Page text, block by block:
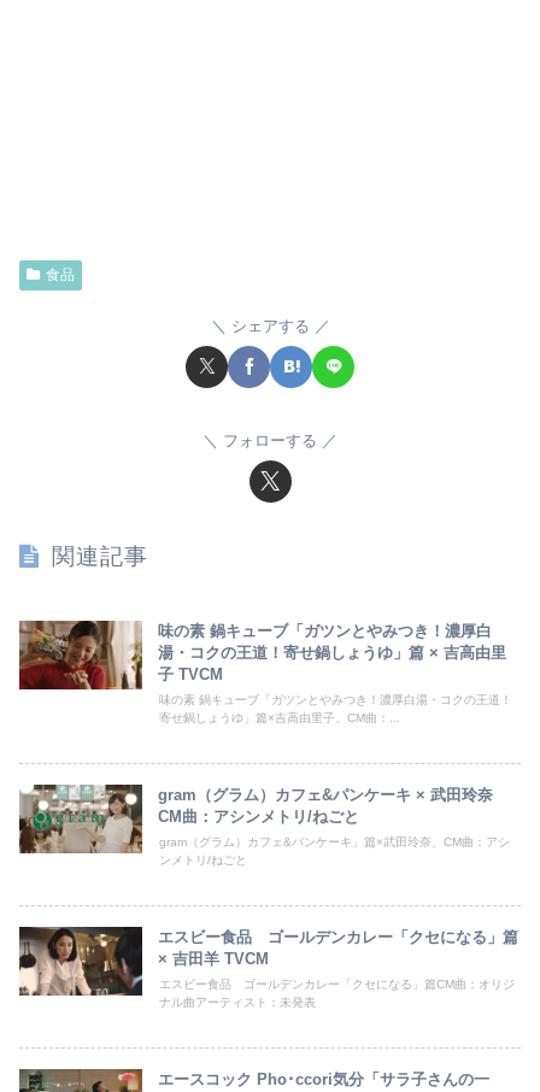
食品
シェアする
フォローする
関連記事
味の素 鍋キューブ「ガツンとやみつき！濃厚白
湯・コクの王道！寄せ鍋しょうゆ」篇 × 吉高由里
子 TVCM
味の素 鍋キューブ「ガツンとやみつき！濃厚白湯・コクの王道！
寄せ鍋しょうゆ」篇×吉高由里子、CM曲：...
gram（グラム）カフェ&パンケーキ × 武田玲奈
CM曲：アシンメトリ/ねごと
gram（グラム）カフェ&パンケーキ」篇×武田玲奈、CM曲：アシ
ンメトリ/ねごと
エスビー食品 ゴールデンカレー「クセになる」篇
× 吉田羊 TVCM
エスビー食品 ゴールデンカレー「クセになる」篇CM曲：オリジ
ナル曲アーティスト：未発表
エースコック Pho･ccori気分「サラ子さんの一